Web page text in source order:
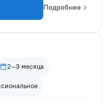
Подробнее
2–3 месяца